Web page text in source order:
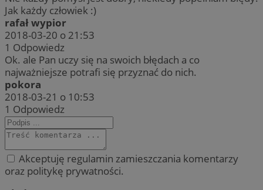
Jak każdy człowiek :)
rafał wypior
2018-03-20 o 21:53
1 Odpowiedz
Ok. ale Pan uczy się na swoich błędach a co
najważniejsze potrafi się przyznać do nich.
pokora
2018-03-21 o 10:53
1 Odpowiedz
Akceptuję regulamin zamieszczania komentarzy
oraz politykę prywatności.